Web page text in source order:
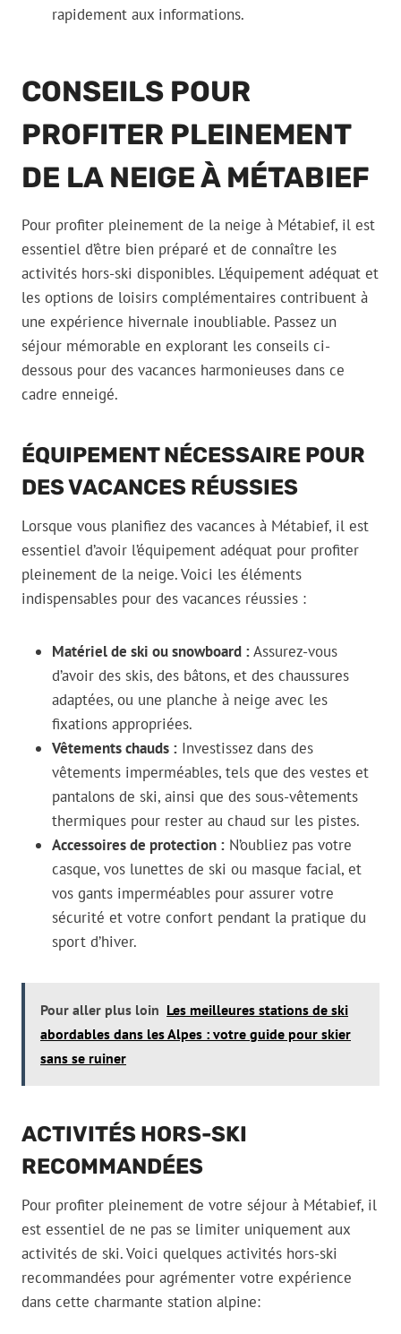
rapidement aux informations.
CONSEILS POUR
PROFITER PLEINEMENT
DE LA NEIGE À MÉTABIEF
Pour profiter pleinement de la neige à Métabief, il est
essentiel d’être bien préparé et de connaître les
activités hors-ski disponibles. L’équipement adéquat et
les options de loisirs complémentaires contribuent à
une expérience hivernale inoubliable. Passez un
séjour mémorable en explorant les conseils ci-
dessous pour des vacances harmonieuses dans ce
cadre enneigé.
ÉQUIPEMENT NÉCESSAIRE POUR
DES VACANCES RÉUSSIES
Lorsque vous planifiez des vacances à Métabief, il est
essentiel d’avoir l’équipement adéquat pour profiter
pleinement de la neige. Voici les éléments
indispensables pour des vacances réussies :
Matériel de ski ou snowboard :Assurez-vous
d’avoir des skis, des bâtons, et des chaussures
adaptées, ou une planche à neige avec les
fixations appropriées.
Vêtements chauds : Investissez dans des
vêtements imperméables, tels que des vestes et
pantalons de ski, ainsi que des sous-vêtements
thermiques pour rester au chaud sur les pistes.
Accessoires de protection : N’oubliez pas votre
casque, vos lunettes de ski ou masque facial, et
vos gants imperméables pour assurer votre
sécurité et votre confort pendant la pratique du
sport d’hiver.
Pour aller plus loin Les meilleures stations de ski
abordables dans les Alpes : votre guide pour skier
sans se ruiner
ACTIVITÉS HORS-SKI
RECOMMANDÉES
Pour profiter pleinement de votre séjour à Métabief, il
est essentiel de ne pas se limiter uniquement aux
activités de ski. Voici quelques activités hors-ski
recommandées pour agrémenter votre expérience
dans cette charmante station alpine: